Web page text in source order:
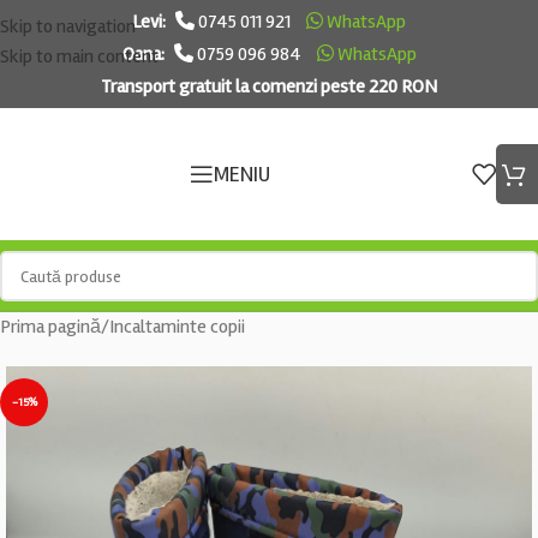
Skip to navigation
Skip to main content
Levi: 0745 011 921
WhatsApp
Oana:
0759 096 984
WhatsApp
Transport gratuit la comenzi peste 220 RON
MENIU
Prima pagină/Incaltaminte copii
-15%